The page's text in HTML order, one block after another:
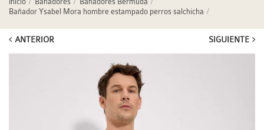
Inicio Bañadores
Bañadores Bermuda
Bañador Ysabel Mora hombre estampado perros salchicha
ANTERIOR SIGUIENTE